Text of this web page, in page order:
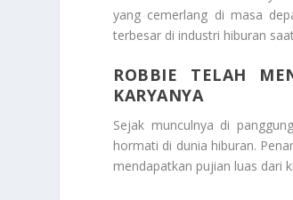
yang cemerlang di masa
terbesar di industri hiburan
ROBBIE TELAH
KARYANYA
Sejak munculnya di
hormati di dunia hiburan.
mendapatkan pujian luas dari